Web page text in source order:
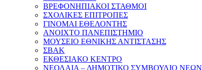
ΒΡΕΦΟΝΗΠΙΑΚΟΙ ΣΤΑΘΜΟΙ
ΣΧΟΛΙΚΕΣ ΕΠΙΤΡΟΠΕΣ
ΓΙΝΟΜΑΙ ΕΘΕΛΟΝΤΗΣ
ΑΝΟΙΧΤΟ ΠΑΝΕΠΙΣΤΗΜΙΟ
ΜΟΥΣΕΙΟ ΕΘΝΙΚΗΣ ΑΝΤΙΣΤΑΣΗΣ
ΣΒΑΚ
ΕΚΘΕΣΙΑΚΟ ΚΕΝΤΡΟ
ΝΕΟΛΑΙA – ΔΗΜΟΤΙΚΟ ΣΥΜΒΟΥΛΙΟ ΝΕΩΝ